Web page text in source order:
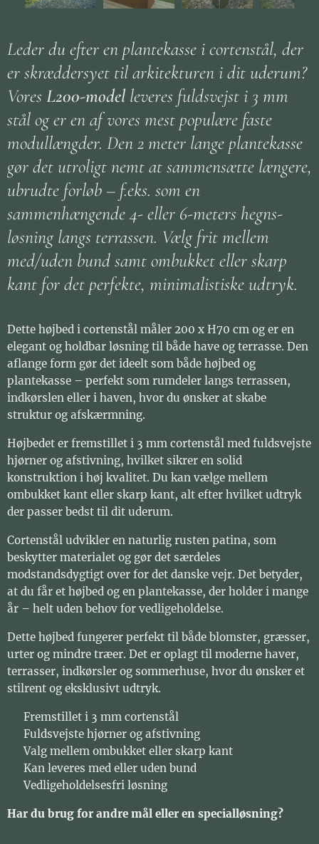
Leder du efter en plantekasse i cortenstål, der
er skræddersyet til arkitekturen i dit uderum?
Vores L200-modelleveres fuldsvejst i 3 mm
stål og er en af vores mest populære faste
modullængder. Den 2 meter lange plantekasse
gør det utroligt nemt at sammensætte længere,
ubrudte forløb – f.eks. som en
sammenhængende 4- eller 6-meters hegns-
løsning langs terrassen. Vælg frit mellem
med/uden bund samt ombukket eller skarp
kant for det perfekte, minimalistiske udtryk.
Dette højbed i cortenstål måler 200 x H70 cm og er en
elegant og holdbar løsning til både have og terrasse. Den
aflange form gør det ideelt som både højbed og
plantekasse – perfekt som rumdeler langs terrassen,
indkørslen eller i haven, hvor du ønsker at skabe
struktur og afskærmning.
Højbedet er fremstillet i 3 mm cortenstål med fuldsvejste
hjørner og afstivning, hvilket sikrer en solid
konstruktion i høj kvalitet. Du kan vælge mellem
ombukket kant eller skarp kant, alt efter hvilket udtryk
der passer bedst til dit uderum.
Cortenstål udvikler en naturlig rusten patina, som
beskytter materialet og gør det særdeles
modstandsdygtigt over for det danske vejr. Det betyder,
at du får et højbed og en plantekasse, der holder i mange
år – helt uden behov for vedligeholdelse.
Dette højbed fungerer perfekt til både blomster, græsser,
urter og mindre træer. Det er oplagt til moderne haver,
terrasser, indkørsler og sommerhuse, hvor du ønsker et
stilrent og eksklusivt udtryk.
✔️ Fremstillet i 3 mm cortenstål
✔️ Fuldsvejste hjørner og afstivning
✔️ Valg mellem ombukket eller skarp kant
✔️ Kan leveres med eller uden bund
✔️ Vedligeholdelsesfri løsning
Har du brug for andre mål eller en specialløsning?